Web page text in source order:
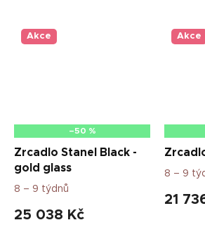
Akce
–50 %
Zrcadlo Stanel Black -
gold glass
8 – 9 týdnů
25 038 Kč
Akce
8 – 9
21